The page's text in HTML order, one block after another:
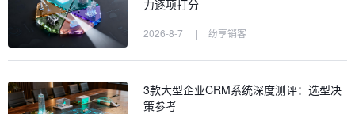
力逐项打分
2026-8-7 | 纷享销客
3款大型企业CRM系统深度测评：选型决
策参考